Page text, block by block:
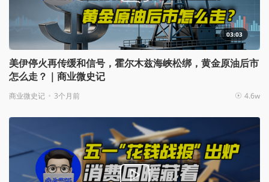
03:03
美伊停火再传缓和信号，霍尔木兹海峡松绑，黄金原油后市
怎么走？｜商业微史记
商业微史记 3个月前 4.6w